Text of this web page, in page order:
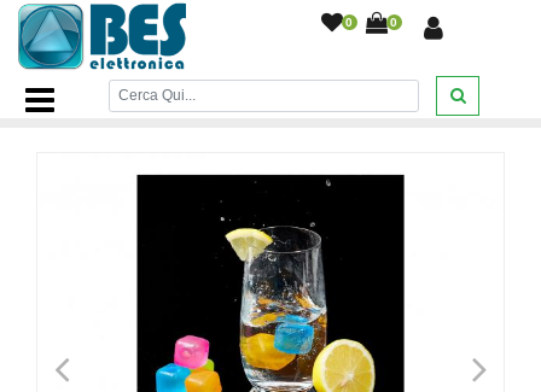
0 0
Home Page/CASA
Cubetti ghiaccio
riutilizzabili set 20pz cubi ghiaccio finto raffredda bevande
< >